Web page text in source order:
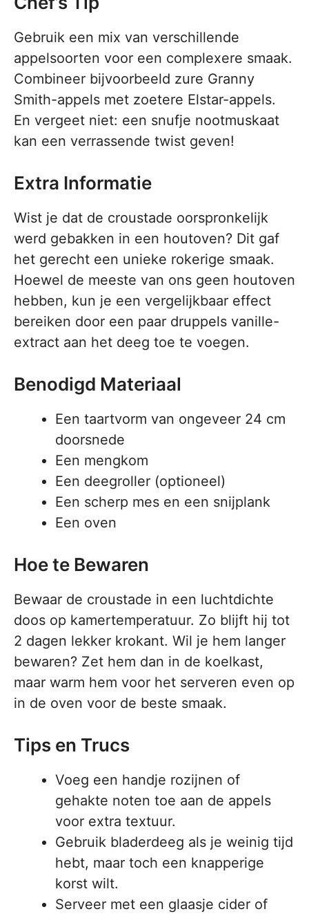
Gebruik een mix van verschillende
appelsoorten voor een complexere smaak.
Combineer bijvoorbeeld zure Granny
Smith-appels met zoetere Elstar-appels.
En vergeet niet: een snufje nootmuskaat
kan een verrassende twist geven!
Extra Informatie
Wist je dat de croustade oorspronkelijk
werd gebakken in een houtoven? Dit gaf
het gerecht een unieke rokerige smaak.
Hoewel de meeste van ons geen houtoven
hebben, kun je een vergelijkbaar effect
bereiken door een paar druppels vanille-
extract aan het deeg toe te voegen.
Benodigd Materiaal
Een taartvorm van ongeveer 24 cm
doorsnede
Een mengkom
Een deegroller (optioneel)
Een scherp mes en een snijplank
Een oven
Hoe te Bewaren
Bewaar de croustade in een luchtdichte
doos op kamertemperatuur. Zo blijft hij tot
2 dagen lekker krokant. Wil je hem langer
bewaren? Zet hem dan in de koelkast,
maar warm hem voor het serveren even op
in de oven voor de beste smaak.
Tips en Trucs
Voeg een handje rozijnen of
gehakte noten toe aan de appels
voor extra textuur.
Gebruik bladerdeeg als je weinig tijd
hebt, maar toch een knapperige
korst wilt.
Serveer met een glaasje cider of